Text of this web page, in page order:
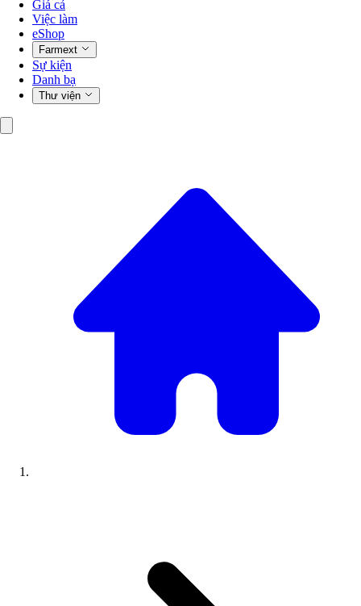
Giá cả
Việc làm
eShop
Farmext
Sự kiện
Danh bạ
Thư viện